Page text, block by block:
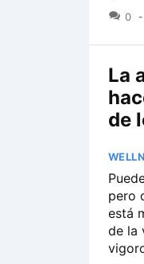
0
La
de
pero
está
de la